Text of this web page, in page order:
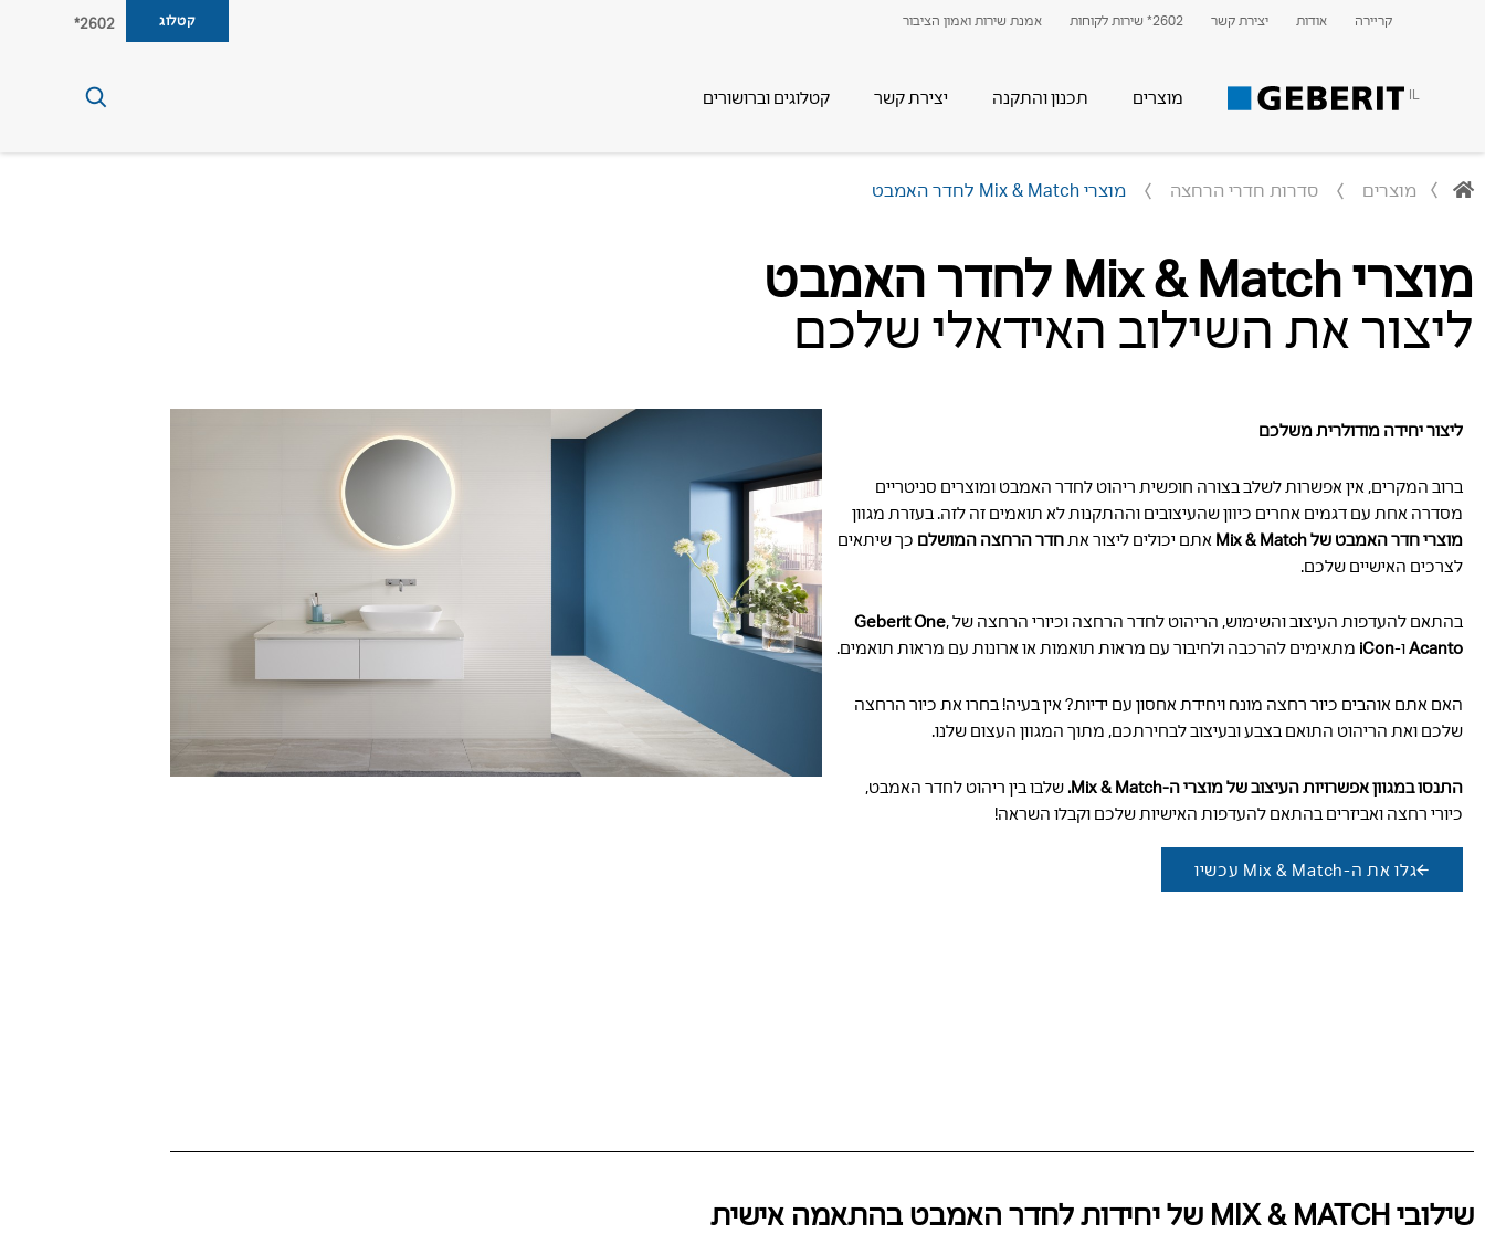
קריירה אודות יצירת קשר 2602* שירות לקוחות אמנת שירות ואמון הציבור קטלוג 2602*
IL מוצרים תכנון והתקנה יצירת קשר קטלוגים וברושורים
מוצרים סדרות חדרי הרחצה מוצרי Mix & Match לחדר האמבט
מוצרי Mix & Match לחדר האמבט
ליצור את השילוב האידאלי שלכם
ליצור יחידה מודולרית משלכם
ברוב המקרים, אין אפשרות לשלב בצורה חופשית ריהוט לחדר האמבט ומוצרים סניטריים
מסדרה אחת עם דגמים אחרים כיוון שהעיצובים וההתקנות לא תואמים זה לזה. בעזרת מגוון
מוצרי חדר האמבט של Mix & Match
אתם יכולים ליצור את חדר הרחצה המושלם כך שיתאים
לצרכים האישיים שלכם.
בהתאם להעדפות העיצוב והשימוש, הריהוט לחדר הרחצה וכיורי הרחצה של Geberit One,
Acantoו-iCon מתאימים להרכבה ולחיבור עם מראות תואמות או ארונות עם מראות תואמים.
האם אתם אוהבים כיור רחצה מונח ויחידת אחסון עם ידיות? אין בעיה! בחרו את כיור הרחצה
שלכם ואת הריהוט התואם בצבע ובעיצוב לבחירתכם, מתוך המגוון העצום שלנו.
התנסו במגוון אפשרויות העיצוב של מוצרי ה-Mix & Match.
שלבו בין ריהוט לחדר האמבט,
כיורי רחצה ואביזרים בהתאם להעדפות האישיות שלכם וקבלו השראה!
גלו את ה-Mix & Match עכשיו
שילובי MIX & MATCH של יחידות לחדר האמבט בהתאמה אישית